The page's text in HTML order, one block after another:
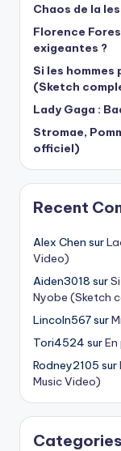
Chaos de la
Florence
exigeantes ?
Si les
(Sketch
Lady Gaga :
Stromae,
officiel)
Recent
Alex Chen sur
Video)
Aiden3018 sur
Nyobe (Sketch
Lincoln567sur
Tori4524 sur
Rodney2105 sur
Music Video)
Categories